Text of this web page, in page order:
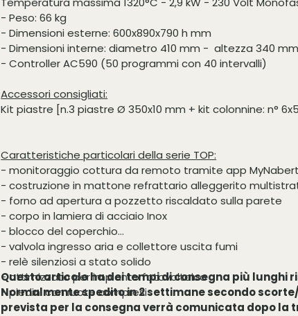
- Peso: 66 kg
- Dimensioni esterne: 600x890x790 h mm
- Dimensioni interne: diametro 410 mm - altezza 340
- Controller AC590 (50 programmi con 40 intervalli)
Accessori consigliati:
Kit piastre [n.3 piastre Ø 350x10 mm + kit colonnine: n°
Caratteristiche particolari della serie TOP:
- monitoraggio cottura da remoto tramite app
- costruzione in mattone refrattario alleggerito
- forno ad apertura a pozzetto riscaldato sulla parete
- corpo in lamiera di acciaio Inox
- blocco del coperchio
- valvola ingresso aria e collettore uscita fumi
- relè silenziosi a stato solido
- ottimizzato per impianto fotovoltaico
- piedini con ruote compresi
Questo articolo ha dei tempi di consegna più lunghi
Normalmente spedito in 2 settimane secondo
prevista per la consegna verrà comunicata dopo la